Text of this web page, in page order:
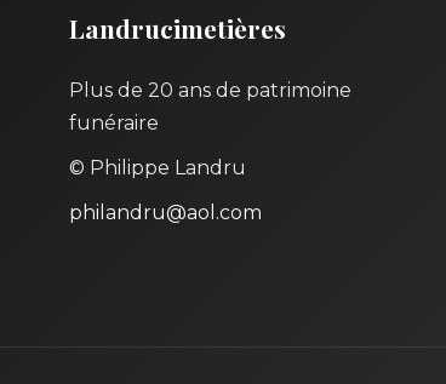
Landrucimetières
Plus de 20 ans de patrimoine
funéraire
© Philippe Landru
philandru@aol.com